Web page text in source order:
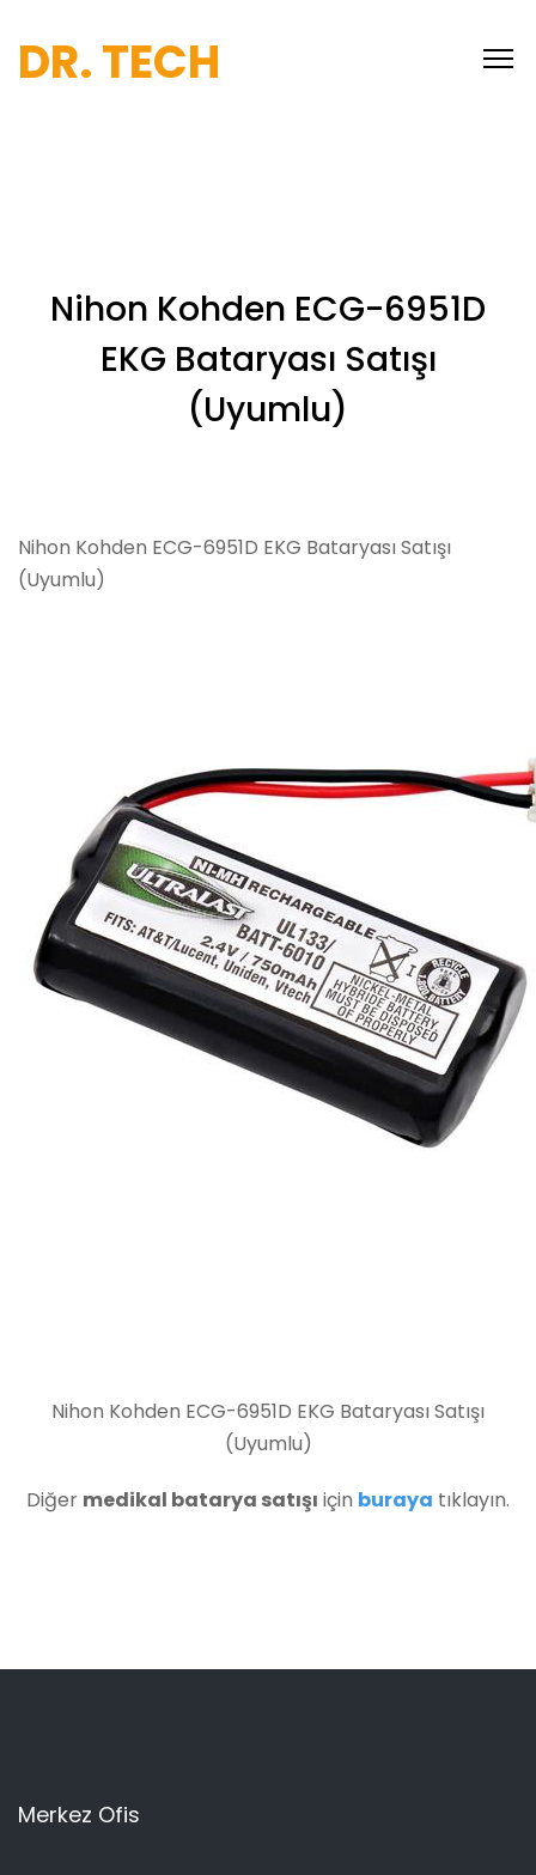
DR. TECH
Nihon Kohden ECG-6951D
EKG Bataryası Satışı
(Uyumlu)
Nihon Kohden ECG-6951D EKG Bataryası Satışı
(Uyumlu)
Nihon Kohden ECG-6951D EKG Bataryası Satışı
(Uyumlu)
Diğer medikal batarya satışı için buraya tıklayın.
Merkez Ofis